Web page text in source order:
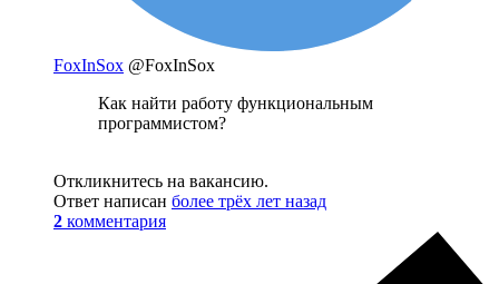
FoxInSox @FoxInSox
Как найти работу функциональным
программистом?
Откликнитесь на вакансию.
Ответ написан более трёх лет назад
2 комментария